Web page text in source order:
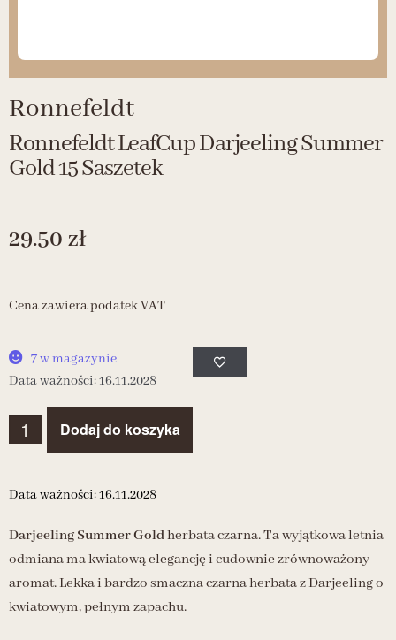
Ronnefeldt
Ronnefeldt LeafCup Darjeeling Summer
Gold 15 Saszetek
29.50 zł
Cena zawiera podatek VAT
7 w magazynie
Data ważności: 16.11.2028
Dodaj do koszyka
Data ważności: 16.11.2028
Darjeeling Summer Goldherbata czarna. Ta wyjątkowa letnia
odmiana ma kwiatową elegancję i cudownie zrównoważony
aromat. Lekka i bardzo smaczna czarna herbata z Darjeeling o
kwiatowym, pełnym zapachu.